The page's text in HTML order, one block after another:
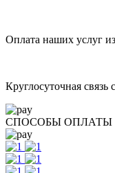
Оплата наших услуг
Круглосуточная
СПОСОБЫ ОПЛАТЫ